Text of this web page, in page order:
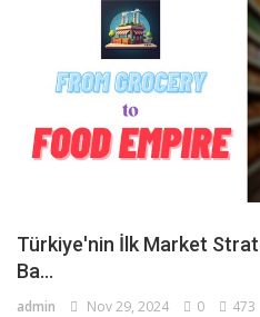
Türkiye'nin İlk Market
Ba...
admin Nov 29, 2024 0 473